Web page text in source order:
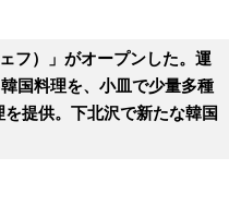
フ）」がオープンした。運
国料理を、小皿で少量多種
提供。下北沢で新たな韓国